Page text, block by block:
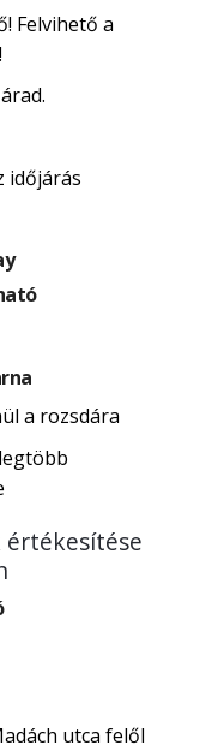
Felvihető a
időjárás
a rozsdára
utca felől